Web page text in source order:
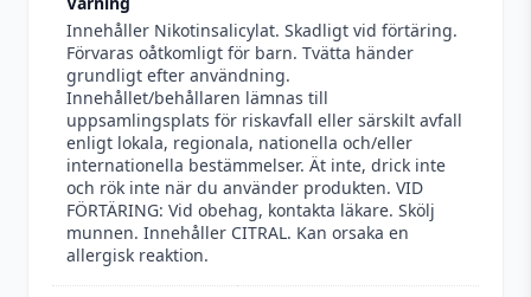
Innehåller Nikotinsalicylat. Skadligt vid förtäring.
Förvaras oåtkomligt för barn. Tvätta händer
grundligt efter användning.
Innehållet/behållaren lämnas till
uppsamlingsplats för riskavfall eller särskilt avfall
enligt lokala, regionala, nationella och/eller
internationella bestämmelser. Ät inte, drick inte
och rök inte när du använder produkten. VID
FÖRTÄRING: Vid obehag, kontakta läkare. Skölj
munnen. Innehåller CITRAL. Kan orsaka en
allergisk reaktion.